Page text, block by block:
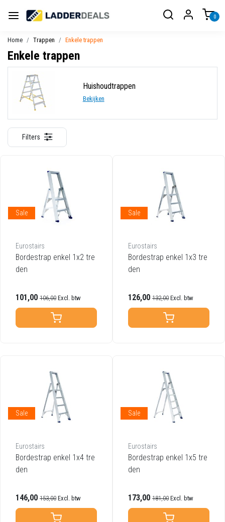
0
Home Trappen Enkele trappen
Enkele trappen
Huishoudtrappen
Bekijken
Filters
Sale
Eurostairs
Bordestrap enkel 1x2 tre
den
101,00 106,00 Excl. btw
Sale
Eurostairs
Bordestrap enkel 1x3 tre
den
126,00 132,00 Excl. btw
Sale
Eurostairs
Bordestrap enkel 1x4 tre
den
146,00 153,00 Excl. btw
Sale
Eurostairs
Bordestrap enkel 1x5 tre
den
173,00 181,00 Excl. btw